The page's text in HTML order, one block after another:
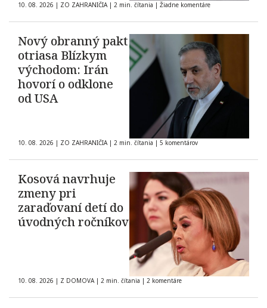
10. 08. 2026 | ZO ZAHRANIČIA | 2 min. čítania | Žiadne komentáre
Nový obranný pakt
otriasa Blízkym
východom: Irán
hovorí o odklone
od USA
10. 08. 2026 | ZO ZAHRANIČIA | 2 min. čítania | 5 komentárov
Kosová navrhuje
zmeny pri
zaraďovaní detí do
úvodných ročníkov
10. 08. 2026 | Z DOMOVA | 2 min. čítania | 2 komentáre